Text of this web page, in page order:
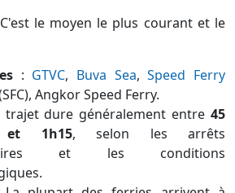
C'est le moyen le plus courant et le
: GTVC, Buva Sea,Speed Ferry
Angkor Speed Ferry.
trajet dure généralement entre45
et 1h15, selon les arrêts
et les conditions